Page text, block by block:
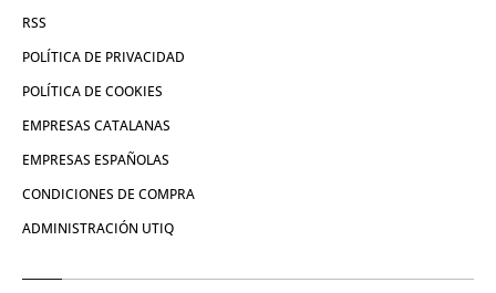
RSS
POLÍTICA DE PRIVACIDAD
POLÍTICA DE COOKIES
EMPRESAS CATALANAS
EMPRESAS ESPAÑOLAS
CONDICIONES DE COMPRA
ADMINISTRACIÓN UTIQ